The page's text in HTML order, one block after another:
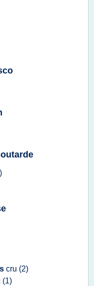
cru (2)
(1)